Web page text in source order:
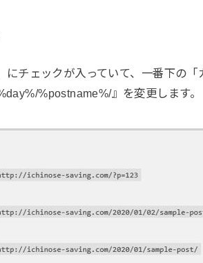
にチェックが入っていて、一番下の
%postname%/』を変更します。